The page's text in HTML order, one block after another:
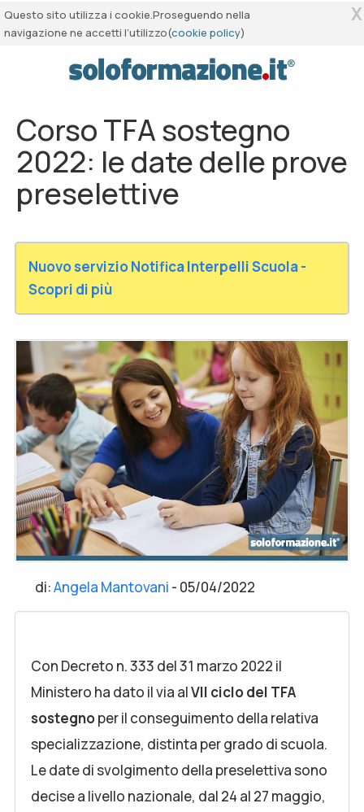
Questo sito utilizza i cookie.Proseguendo nella
navigazione ne accetti l’utilizzo(cookie policy)
X
Corso TFA sostegno
2022: le date delle prove
preselettive
Nuovo servizio Notifica Interpelli Scuola -
Scopri di più
di:Angela Mantovani - 05/04/2022
Con Decreto n. 333 del 31 marzo 2022 il
Ministero ha dato il via alVII ciclo del TFA
sostegnoper il conseguimento della relativa
specializzazione, distinta per grado di scuola.
Le date di svolgimento della preselettiva sono
decise a livello nazionale, dal 24 al 27 maggio,